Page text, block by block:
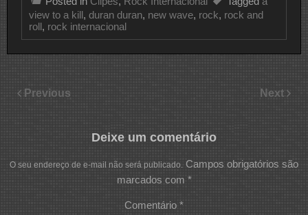
view to a kill, duran duran, new wave, rock, rock and
roll, rock internacional
Previous Next
Deixe um comentário
O seu endereço de e-mail não será publicado. Campos obrigatórios são
marcados com *
Comentário *